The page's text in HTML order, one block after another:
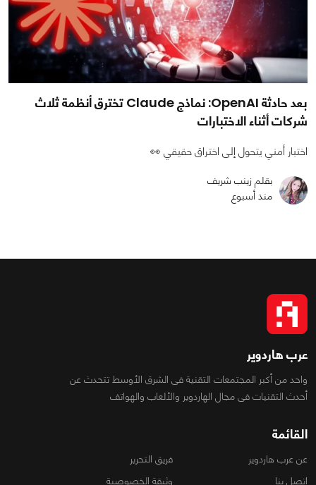
بعد حادثة OpenAI: نماذج Claude تخترق أنظمة ثلاث
شركات أثناء الاختبارات
اختبار أمني يتحول إلى اختراق حقيقي 👀
بقلم زينب شريف
منذ أسبوع
عرب هاردوير
واحد من أكبر المجتمعات التقنية فى الشرق الأوسط تتحدث عن
أحدث التقنيات فى مجال الهاردوير والألعاب والهواتف
القائمة
عن عرب هاردوير
فريق التحرير
اتصل بنا
وثيقة الخصوصية